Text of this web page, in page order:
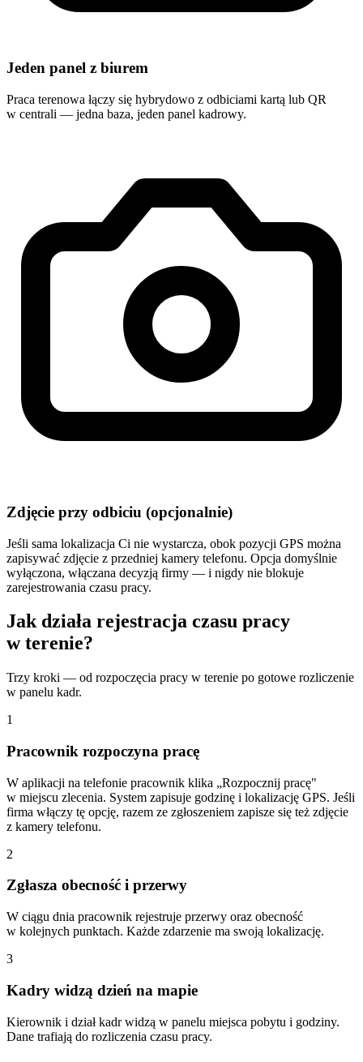
Jeden panel z biurem
Praca terenowa łączy się hybrydowo z odbiciami kartą lub QR
w centrali — jedna baza, jeden panel kadrowy.
Zdjęcie przy odbiciu (opcjonalnie)
Jeśli sama lokalizacja Ci nie wystarcza, obok pozycji GPS można
zapisywać zdjęcie z przedniej kamery telefonu. Opcja domyślnie
wyłączona, włączana decyzją firmy — i nigdy nie blokuje
zarejestrowania czasu pracy.
Jak działa rejestracja czasu pracy
w terenie?
Trzy kroki — od rozpoczęcia pracy w terenie po gotowe rozliczenie
w panelu kadr.
1
Pracownik rozpoczyna pracę
W aplikacji na telefonie pracownik klika „Rozpocznij pracę"
w miejscu zlecenia. System zapisuje godzinę i lokalizację GPS. Jeśli
firma włączy tę opcję, razem ze zgłoszeniem zapisze się też zdjęcie
z kamery telefonu.
2
Zgłasza obecność i przerwy
W ciągu dnia pracownik rejestruje przerwy oraz obecność
w kolejnych punktach. Każde zdarzenie ma swoją lokalizację.
3
Kadry widzą dzień na mapie
Kierownik i dział kadr widzą w panelu miejsca pobytu i godziny.
Dane trafiają do rozliczenia czasu pracy.